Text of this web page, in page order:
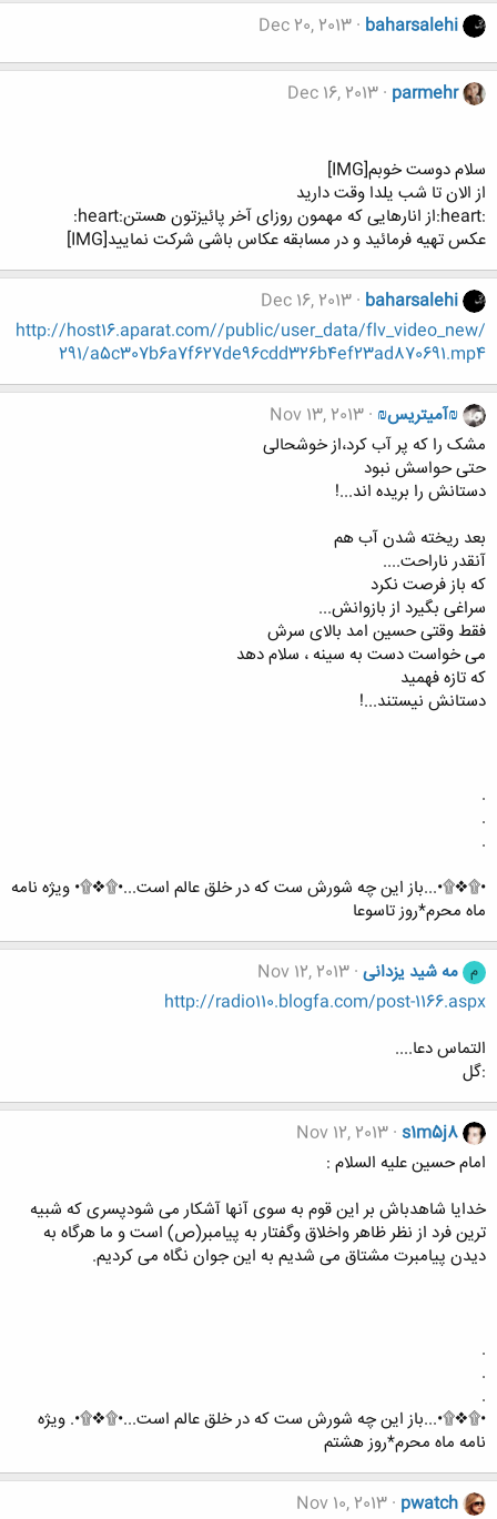
baharsalehi
Dec 20, 2013
parmehr
Dec 16, 2013
سلام دوست خوبم[IMG]
از الان تا شب یلدا وقت دارید
:heart:از انارهایی که مهمون روزای آخر پائیزتون هستن:heart:
عکس تهیه فرمائید و در مسابقه عکاس باشی شرکت نمایید[IMG]
baharsalehi
Dec 16, 2013
http://host16.aparat.com//public/user_data/flv_video_new/
291/a5c307b6a7f627de96cdd326b4ef23ad870691.mp4
₪آمیتریس₪ Nov 13, 2013
مشک را که پر آب کرد،از خوشحالی
حتی حواسش نبود
دستانش را بریده اند...!
بعد ریخته شدن آب هم
آنقدر ناراحت....
که باز فرصت نکرد
سراغی بگیرد از بازوانش...
فقط وقتی حسین امد بالای سرش
می خواست دست به سینه ، سلام دهد
که تازه فهمید
دستانش نیستند...!
.
.
.
•۩❖۩•...باز این چه شورش ست که در خلق عالم است...•۩❖۩• ویژه نامه
ماه محرم*روز تاسوعا
م مه شید یزدانی Nov 12, 2013
http://radio110.blogfa.com/post-1166.aspx
التماس دعا....
:گل
s1m5j8
Nov 12, 2013
امام حسین علیه السلام :
خدایا شاهدباش بر این قوم به سوی آنها آشکار می شودپسری که شبیه
ترین فرد از نظر ظاهر واخلاق وگفتار به پیامبر(ص) است و ما هرگاه به
ديدن پيامبرت مشتاق می ‏شديم به اين جوان نگاه می كرديم.
.
.
.
•۩❖۩•...باز این چه شورش ست که در خلق عالم است...•۩❖۩•. ویژه
نامه ماه محرم*روز هشتم
pwatch
Nov 10, 2013